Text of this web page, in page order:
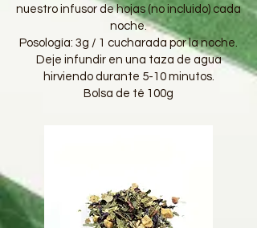
nuestro infusor de hojas (no incluido) cada
noche.
Posología: 3g / 1 cucharada por la noche.
Deje infundir en una taza de agua
hirviendo durante 5-10 minutos.
Bolsa de té 100g